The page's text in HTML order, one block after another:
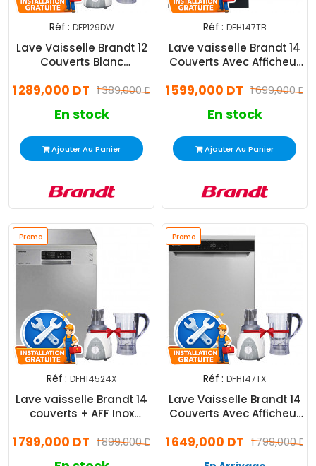
Réf : DFP129DW
Lave Vaisselle Brandt 12
Couverts Blanc
1 389,000 DT
1 289,000 DT
En stock
Ajouter Au Panier
Réf : DFH147TB
Lave vaisselle Brandt 14
Couverts Avec Afficheur
1 699,000 DT
1 599,000 DT
En stock
Ajouter Au Panier
Promo
Réf : DFH14524X
Lave vaisselle Brandt 14
couverts + AFF Inox
1 899,000 DT
1 799,000 DT
Promo
Réf : DFH147TX
Lave Vaisselle Brandt 14
Couverts Avec Afficheur
1 799,000 DT
1 649,000 DT